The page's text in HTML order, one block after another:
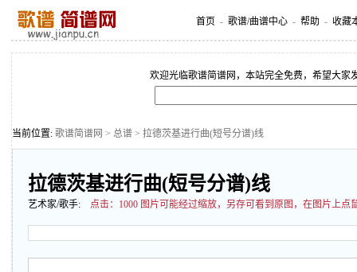
首页 - 歌谱/曲谱中心 - 帮助 - 收藏
欢迎光临歌谱简谱网，本站完全免费，希望大家
当前位置: 歌谱简谱网 > 总谱 > 拉德茨基进行曲(短号分谱)线
拉德茨基进行曲(短号分谱)线
艺术家/歌手: 点击： 1000 图片可能经过缩放，另存可看到原图，在图片上